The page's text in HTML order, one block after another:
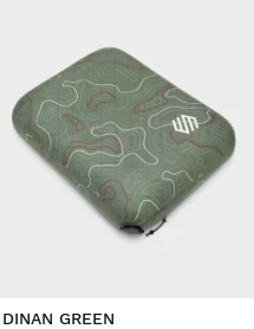
DINAN GREEN